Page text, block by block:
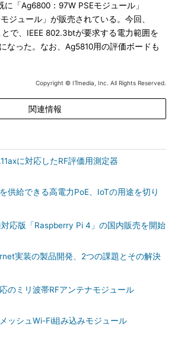
「Ag6800：97W PSEモジュール」
ジュール」が販売されている。今回、
で、IEEE 802.3btが要求する電力範囲を
なった。なお、Ag5810用の評価ボードも
Copyright © ITmedia, Inc. All Rights Reserved.
関連情報
に対応したRF評価用測定器
供給できる高電力PoE、IoTの用途を切り
対応版「Raspberry Pi 4」の国内販売を開始
実装の製品開発、2つの課題とその解決
のミリ波帯RFアンテナモジュール
ッシュWi-Fi組み込みモジュール